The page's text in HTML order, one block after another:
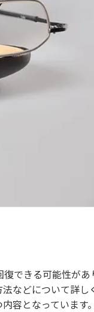
できる可能性があ
などについて詳し
容となっています